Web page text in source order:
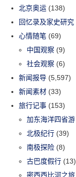
北京奥运 (138)
回忆录及家史研究
心情随笔 (69)
中国观察 (9)
社会观察 (6)
新闻报导 (5,597)
新闻素材 (33)
旅行记事 (153)
加东海洋四省游
北极纪行 (39)
南极探险 (8)
古巴度假行 (13)
密西西比河之旅